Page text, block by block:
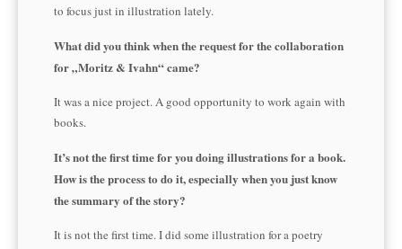
to focus just in illustration lately.
What did you think when the request for the collaboration
for „Moritz & Ivahn“ came?
It was a nice project. A good opportunity to work again with
books.
It’s not the first time for you doing illustrations for a book.
How is the process to do it, especially when you just know
the summary of the story?
It is not the first time. I did some illustration for a poetry